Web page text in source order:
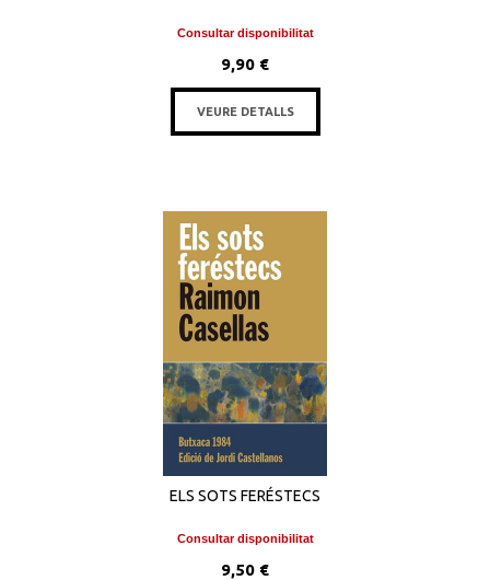
Consultar disponibilitat
9,90 €
VEURE DETALLS
ELS SOTS FERÉSTECS
Consultar disponibilitat
9,50 €